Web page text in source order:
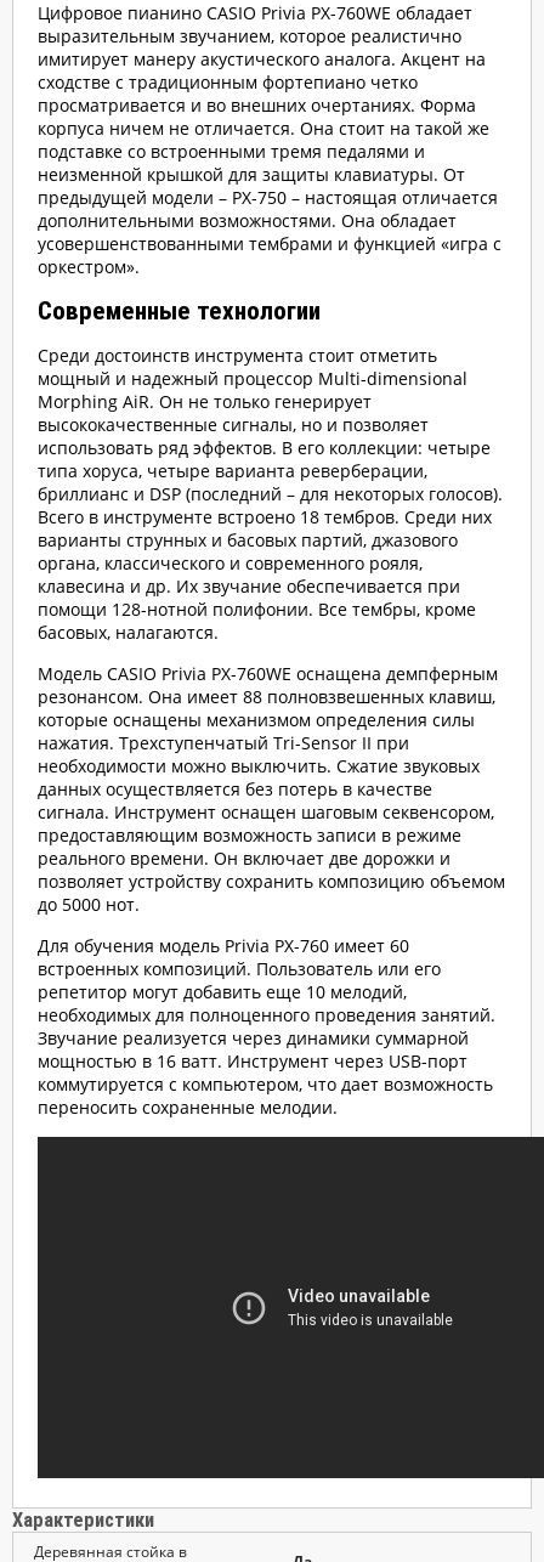
Цифровое пианино CASIO Privia PX-760WE обладает
выразительным звучанием, которое реалистично
имитирует манеру акустического аналога. Акцент на
сходстве с традиционным фортепиано четко
просматривается и во внешних очертаниях. Форма
корпуса ничем не отличается. Она стоит на такой же
подставке со встроенными тремя педалями и
неизменной крышкой для защиты клавиатуры. От
предыдущей модели – PX-750 – настоящая отличается
дополнительными возможностями. Она обладает
усовершенствованными тембрами и функцией «игра с
оркестром».
Современные технологии
Среди достоинств инструмента стоит отметить
мощный и надежный процессор Multi-dimensional
Morphing AiR. Он не только генерирует
высококачественные сигналы, но и позволяет
использовать ряд эффектов. В его коллекции: четыре
типа хоруса, четыре варианта реверберации,
бриллианс и DSP (последний – для некоторых голосов).
Всего в инструменте встроено 18 тембров. Среди них
варианты струнных и басовых партий, джазового
органа, классического и современного рояля,
клавесина и др. Их звучание обеспечивается при
помощи 128-нотной полифонии. Все тембры, кроме
басовых, налагаются.
Модель CASIO Privia PX-760WE оснащена демпферным
резонансом. Она имеет 88 полновзвешенных клавиш,
которые оснащены механизмом определения силы
нажатия. Трехступенчатый Tri-Sensor II при
необходимости можно выключить. Сжатие звуковых
данных осуществляется без потерь в качестве
сигнала. Инструмент оснащен шаговым секвенсором,
предоставляющим возможность записи в режиме
реального времени. Он включает две дорожки и
позволяет устройству сохранить композицию объемом
до 5000 нот.
Для обучения модель Privia PX-760 имеет 60
встроенных композиций. Пользователь или его
репетитор могут добавить еще 10 мелодий,
необходимых для полноценного проведения занятий.
Звучание реализуется через динамики суммарной
мощностью в 16 ватт. Инструмент через USB-порт
коммутируется с компьютером, что дает возможность
переносить сохраненные мелодии.
Характеристики
Деревянная стойка в